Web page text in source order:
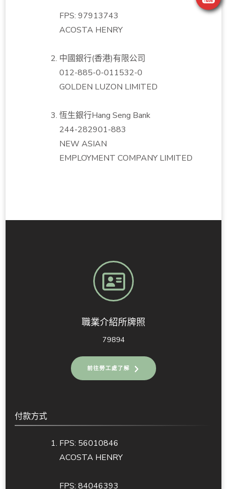
FPS: 97913743
ACOSTA HENRY
中國銀行(香港)有限公司
012-885-0-011532-0
GOLDEN LUZON LIMITED
恆生銀行Hang Seng Bank
244-282901-883
NEW ASIAN
EMPLOYMENT COMPANY LIMITED
職業介紹所牌照
79894
前往勞工處了解
付款方式
FPS: 56010846
ACOSTA HENRY
FPS: 84046393